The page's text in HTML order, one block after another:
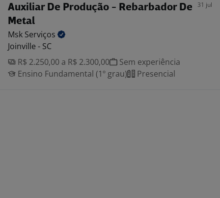
Auxiliar De Produção - Rebarbador De
Metal
31 jul
Msk Serviços
Joinville - SC
R$ 2.250,00 a R$ 2.300,00
Sem experiência
Ensino Fundamental (1º grau)
Presencial